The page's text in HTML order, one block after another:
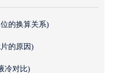
的换算关系)
的原因)
冷对比)